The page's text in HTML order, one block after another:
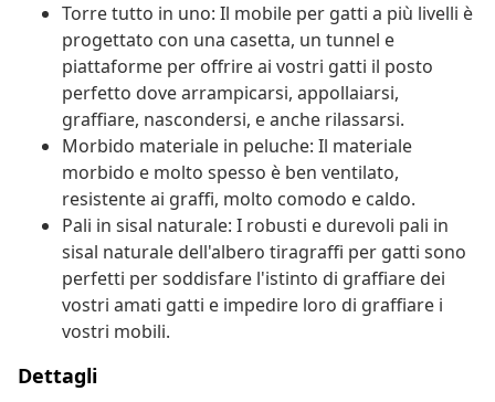
Torre tutto in uno: Il mobile per gatti a più livelli è
progettato con una casetta, un tunnel e
piattaforme per offrire ai vostri gatti il posto
perfetto dove arrampicarsi, appollaiarsi,
graffiare, nascondersi, e anche rilassarsi.
Morbido materiale in peluche: Il materiale
morbido e molto spesso è ben ventilato,
resistente ai graffi, molto comodo e caldo.
Pali in sisal naturale: I robusti e durevoli pali in
sisal naturale dell'albero tiragraffi per gatti sono
perfetti per soddisfare l'istinto di graffiare dei
vostri amati gatti e impedire loro di graffiare i
vostri mobili.
Dettagli